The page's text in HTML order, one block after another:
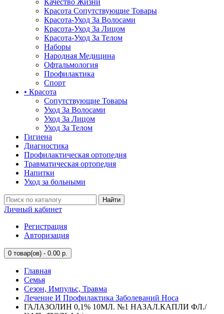
Качество Жизни
Красота Сопутствующие Товары
Красота-Уход За Волосами
Красота-Уход За Лицом
Красота-Уход За Телом
Наборы
Народная Медицина
Офтальмология
Профилактика
Спорт
• Красота
Сопутствующие Товары
Уход За Волосами
Уход За Лицом
Уход За Телом
Гигиена
Диагностика
Профилактическая ортопедия
Травматическая ортопедия
Напитки
Уход за больными
Найти
Личный кабинет
Регистрация
Авторизация
0 товар(ов) - 0.00 р.
Главная
Семья
Сезон, Импульс, Травма
Лечение И Профилактика Заболеваний Носа
ГАЛАЗОЛИН 0,1% 10МЛ. №1 НАЗАЛ.КАПЛИ ФЛ./